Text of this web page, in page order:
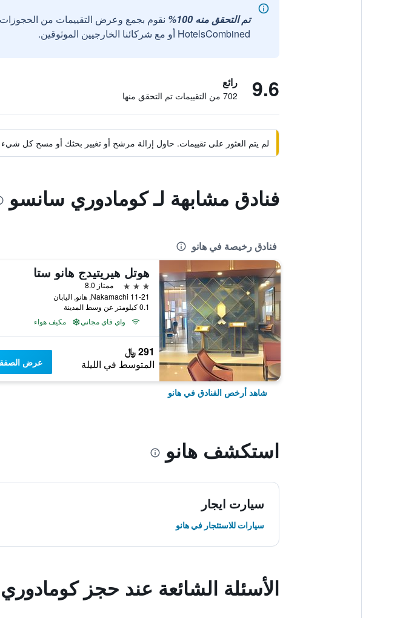
تم التحقق منه 100%
نقوم بجمع وعرض التقييمات من
HotelsCombined أو مع شركائنا الخارجيين الموثوقين.
9.6 رائع
702 من التقييمات تم التحقق منها
لم يتم العثور على تقييمات. حاول إزالة مرشح أو تغيير بحثك أو مسح كل
فنادق مشابهة لـ كومادوري سانسو
فنادق رخيصة في هانو
هوتل هيريتيدج هانو ستا
3 نجوم
ممتاز 8.0
11-21 Nakamachi, هانو, اليابان
0.1 كيلومتر عن وسط المدينة
واي فاي مجاني
مكيف هواء
291 ﷼
المتوسط في الليلة عرض
شاهد أرخص الفنادق في هانو
استكشف هانو
سيارت ايجار
سيارات للاستئجار في هانو
الأسئلة الشائعة عند حجز